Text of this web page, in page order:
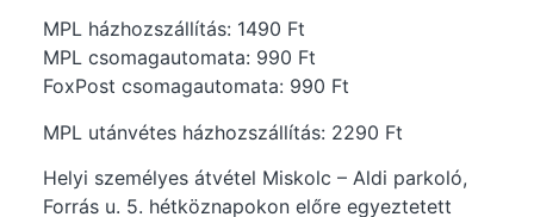
MPL házhozszállítás: 1490 Ft
MPL csomagautomata: 990 Ft
FoxPost csomagautomata: 990 Ft
MPL utánvétes házhozszállítás: 2290 Ft
Helyi személyes átvétel Miskolc – Aldi parkoló,
Forrás u. 5. hétköznapokon előre egyeztetett